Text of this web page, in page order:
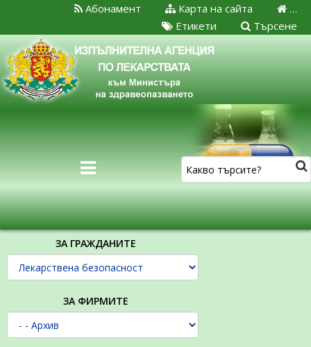
…
Карта на сайта
Абонамент
Търсене
Етикети
ЗА ГРАЖДАНИТЕ
ЗА ФИРМИТЕ